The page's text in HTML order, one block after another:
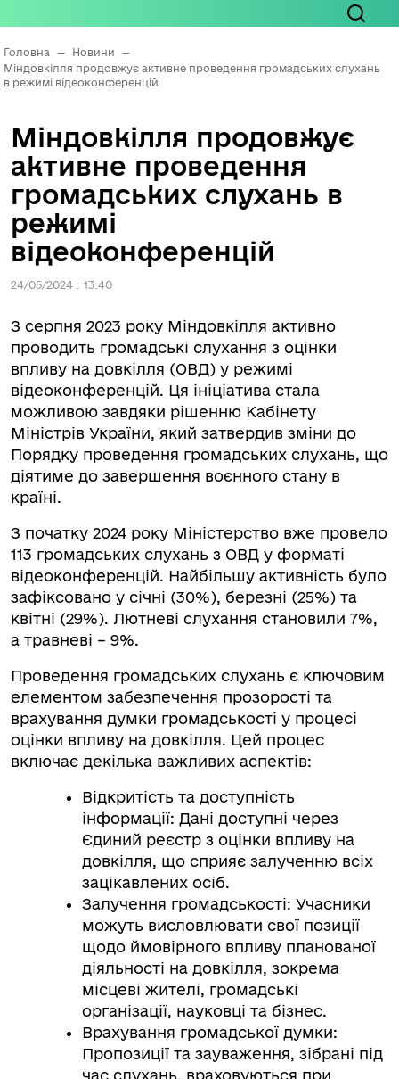
Головна — Новини
—
Міндовкілля продовжує активне проведення громадських слухань
в режимі відеоконференцій
Міндовкілля продовжує
активне проведення
громадських слухань в
режимі
відеоконференцій
24/05/2024 : 13:40
З серпня 2023 року Міндовкілля активно
проводить громадські слухання з оцінки
впливу на довкілля (ОВД) у режимі
відеоконференцій. Ця ініціатива стала
можливою завдяки рішенню Кабінету
Міністрів України, який затвердив зміни до
Порядку проведення громадських слухань, що
діятиме до завершення воєнного стану в
країні.
З початку 2024 року Міністерство вже провело
113 громадських слухань з ОВД у форматі
відеоконференцій. Найбільшу активність було
зафіксовано у січні (30%), березні (25%) та
квітні (29%). Лютневі слухання становили 7%,
а травневі – 9%.
Проведення громадських слухань є ключовим
елементом забезпечення прозорості та
врахування думки громадськості у процесі
оцінки впливу на довкілля. Цей процес
включає декілька важливих аспектів:
Відкритість та доступність
інформації: Дані доступні через
Єдиний реєстр з оцінки впливу на
довкілля, що сприяє залученню всіх
зацікавлених осіб.
Залучення громадськості: Учасники
можуть висловлювати свої позиції
щодо ймовірного впливу планованої
діяльності на довкілля, зокрема
місцеві жителі, громадські
організації, науковці та бізнес.
Врахування громадської думки:
Пропозиції та зауваження, зібрані під
час слухань, враховуються при